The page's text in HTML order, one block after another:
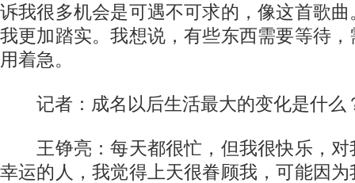
诉我很多机会是可遇不可求的，像这首歌
我更加踏实。我想说，有些东西需要等待
用着急。
记者：成名以后生活最大的变化是什么
王铮亮：每天都很忙，但我很快乐，对
幸运的人，我觉得上天很眷顾我，可能因